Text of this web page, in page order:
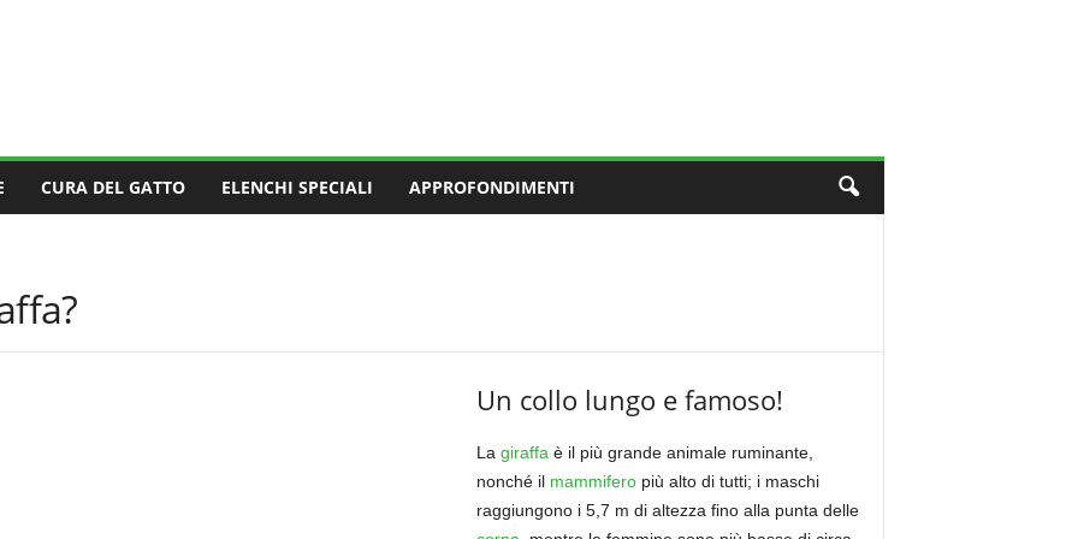
CURA DEL GATTO ELENCHI SPECIALI APPROFONDIMENTI
Un collo lungo e famoso!
La giraffa è il più grande animale ruminante,
nonché il mammiferopiù alto di tutti; i maschi
raggiungono i 5,7 m di altezza fino alla punta delle